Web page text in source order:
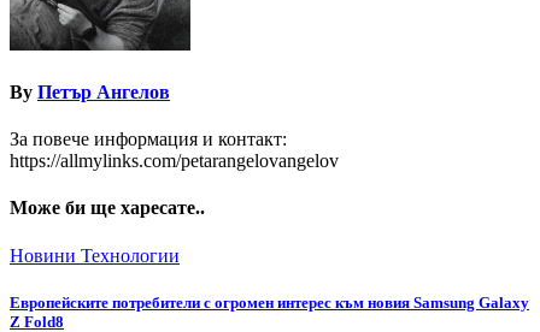
By Петър Ангелов
За повече информация и контакт:
https://allmylinks.com/petarangelovangelov
Може би ще харесате..
Новини Технологии
Европейските потребители с огромен интерес към новия Samsung Galaxy
Z Fold8